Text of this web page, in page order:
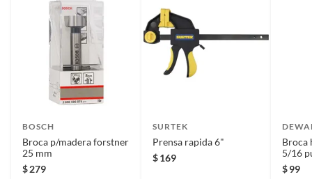
BOSCH
Broca p/madera forstner
25 mm
$279
SURTEK
Prensa rapida 6"
$ 169
Broca
5/16
$99